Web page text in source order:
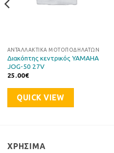
ΑΝΤΑΛΛΑΚΤΙΚΆ ΜΟΤΟΠΟΔΗΛΆΤΩΝ
Διακόπτης κεντρικός YAMAHA
JOG-50 27V
25.00€
QUICK VIEW
ΧΡΉΣΙΜΑ